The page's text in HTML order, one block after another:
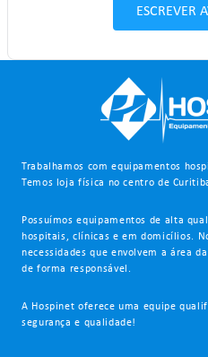
ESCREVER
Trabalhamos com equipamentos
Temos loja física no centro de
Possuímos equipamentos de alta
hospitais, clínicas e em domicílios.
necessidades que envolvem a área
de forma responsável.
A Hospinet oferece uma equipe
segurança e qualidade!